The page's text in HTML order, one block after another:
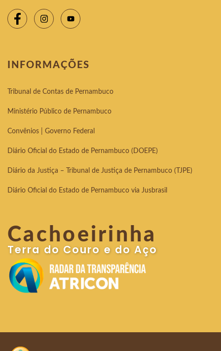
INFORMAÇÕES
Tribunal de Contas de Pernambuco
Ministério Público de Pernambuco
Convênios | Governo Federal
Diário Oficial do Estado de Pernambuco (DOEPE)
Diário da Justiça – Tribunal de Justiça de Pernambuco (TJPE)
Diário Oficial do Estado de Pernambuco via Jusbrasil
Cachoeirinha
Terra do Couro e do Aço